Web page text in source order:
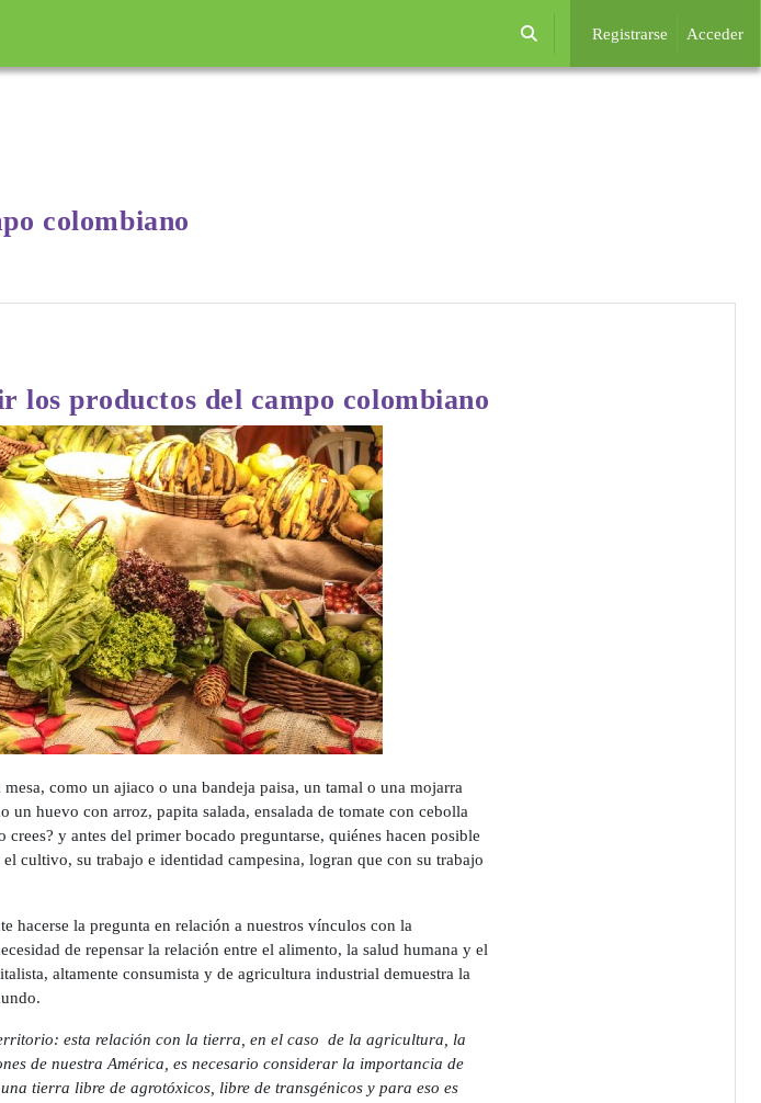
Selector de búsqueda de entrada
Registrarse Acceder
colombiano
los productos del campo colombiano
como un ajiaco o una bandeja paisa, un tamal o una mojarra
huevo con arroz, papita salada, ensalada de tomate con cebolla
y antes del primer bocado preguntarse, quiénes hacen posible
cultivo, su trabajo e identidad campesina, logran que con su trabajo
hacerse la pregunta en relación a nuestros vínculos con la
de repensar la relación entre el alimento, la salud humana y el
altamente consumista y de agricultura industrial demuestra la
esta relación con la tierra, en el caso de la agricultura, la
de nuestra América, es necesario considerar la importancia de
tierra libre de agrotóxicos, libre de transgénicos y para eso es